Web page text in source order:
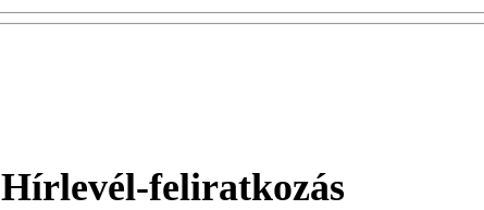
Hírlevél-feliratkozás